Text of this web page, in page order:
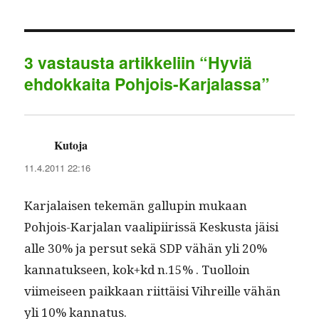
I
n
A
p
p
g
r
a
r
e
3 vastausta artikkeliin “Hyviä
ehdokkaita Pohjois-Karjalassa”
Kutoja
11.4.2011 22:16
Kar­jalaisen tekemän gallupin mukaan
Pohjois-Kar­jalan vaalipi­iris­sä Keskus­ta jäisi
alle 30% ja per­sut sekä SDP vähän yli 20%
kan­natuk­seen, kok+kd n.15% . Tuol­loin
viimeiseen paikkaan riit­täisi Vihreille vähän
yli 10% kannatus.